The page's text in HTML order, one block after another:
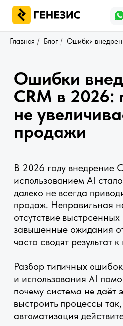
Главная / Блог / Ошибки
ЗАПИСАТЬСЯ НА ДЕМО
В 2026 году внедрение CRM с
использованием AI стало
далеко не всегда приводит к росту
завышенные ожидания от
часто сводят результат к нулю.
Разбор типичных ошибок внедрения
и использования AI помогает
почему система не даёт эффекта, и
выстроить процессы так, чтобы
автоматизация действительно
увеличивала выручку.
CRM в 2026:
не увеличивает
продажи